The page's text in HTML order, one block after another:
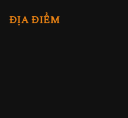
ĐỊA ĐIỂM